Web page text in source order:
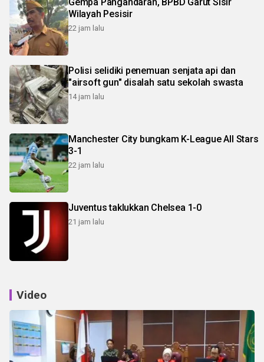
Wilayah Pesisir
22 jam lalu
Polisi selidiki penemuan senjata api dan
"airsoft gun" disalah satu sekolah swasta
14 jam lalu
Manchester City bungkam K-League All Stars
3-1
22 jam lalu
Juventus taklukkan Chelsea 1-0
21 jam lalu
Video